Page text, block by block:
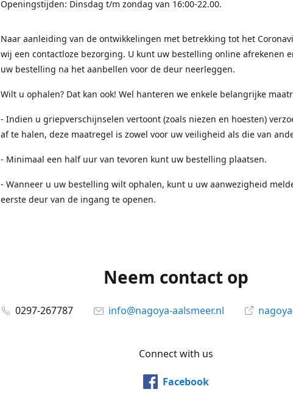
Openingstijden: Dinsdag t/m zondag van 16:00-22.00.
Naar aanleiding van de ontwikkelingen met betrekking tot het
wij een contactloze bezorging. U kunt uw bestelling online afrekenen
uw bestelling na het aanbellen voor de deur neerleggen.
Wilt u ophalen? Dat kan ook! Wel hanteren we enkele belangrijke
- Indien u griepverschijnselen vertoont (zoals niezen en hoesten)
af te halen, deze maatregel is zowel voor uw veiligheid als die van
- Minimaal een half uur van tevoren kunt uw bestelling plaatsen.
- Wanneer u uw bestelling wilt ophalen, kunt u uw aanwezigheid
eerste deur van de ingang te openen.
Neem contact op
0297-267787 info@nagoya-aalsmeer.nl
Connect with us
Facebook